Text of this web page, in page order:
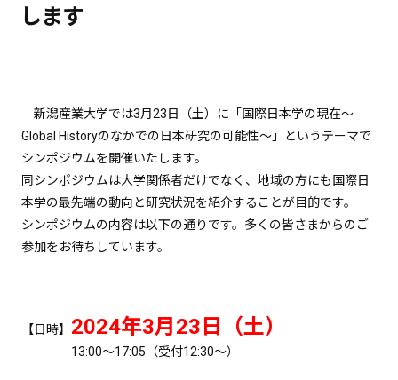
します
新潟産業大学では3月23 日（土）に「国際日本学の現在～
Global Historyのなかでの日本研究の可能性～」というテーマで
シンポジウムを開催いたします。
同シンポジウムは大学関係者だけでなく、地域の方にも国際日
本学の最先端の動向と研究状況を紹介することが目的です。
シンポジウムの内容は以下の通りです。多くの皆さまからのご
参加をお待ちしています。
【日時】 2024年3月23日（土）
13:00～17:05（受付12:30～）